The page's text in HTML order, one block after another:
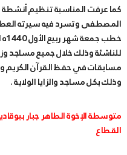
كما عرفت المناسبة تنظيم
المصطفى وتسرد فيه سيرته
للناشئة وذلك خلال جميع مساجد
مسابقات في حفظ القرآن الكريم
وذلك بكل مساجد والزايا الولاية .
متوسطة الإخوة الطاهر جبار
القطاع